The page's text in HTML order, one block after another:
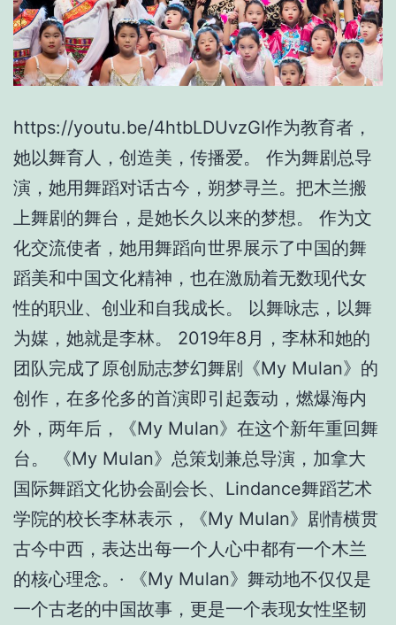
https://youtu.be/4htbLDUvzGI作为教育者，
她以舞育人，创造美，传播爱。 作为舞剧总导
演，她用舞蹈对话古今，朔梦寻兰。把木兰搬
上舞剧的舞台，是她长久以来的梦想。 作为文
化交流使者，她用舞蹈向世界展示了中国的舞
蹈美和中国文化精神，也在激励着无数现代女
性的职业、创业和自我成长。 以舞咏志，以舞
为媒，她就是李林。 2019年8月，李林和她的
团队完成了原创励志梦幻舞剧《My Mulan》的
创作，在多伦多的首演即引起轰动，燃爆海内
外，两年后，《My Mulan》在这个新年重回舞
台。 《My Mulan》总策划兼总导演，加拿大
国际舞蹈文化协会副会长、Lindance舞蹈艺术
学院的校长李林表示，《My Mulan》剧情横贯
古今中西，表达出每一个人心中都有一个木兰
的核心理念。· 《My Mulan》舞动地不仅仅是
一个古老的中国故事，更是一个表现女性坚韧